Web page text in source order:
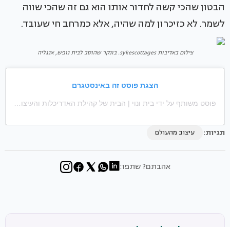
הבטון שהכי קשה לחדור אותו הוא גם זה שהכי שווה
לשמר. לא כזיכרון למה שהיה, אלא כמרחב חי שעובד.
צילום באדיבות sykescottages. בונקר שהוסב לבית נופש, אנגליה
הצגת פוסט זה באינסטגרם
פוסט משותף על ידי ‏‎בית ונוי | הבית של קהילת האדריכלות והעיצוב‎‏ (@‏‎baitvenoy_official‎‏)
תגיות: עיצוב מהעולם
אהבתם? שתפו: